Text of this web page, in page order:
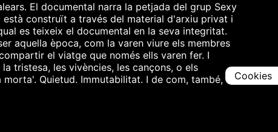
El documental narra la petjada del grup Sexy
està construït a través del material d'arxiu privat i
es teixeix el documental en la seva integritat.
aquella època, com la varen viure els membres
el viatge que només ells varen fer. I
tristesa, les vivències, les cançons, o els
Quietud. Immutabilitat. I de com, també, es
que ja no ho fan, i amb totes aquelles
Cookies